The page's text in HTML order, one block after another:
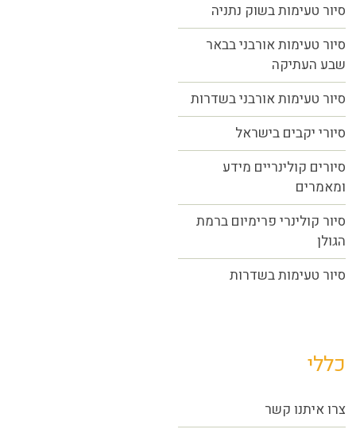
סיור טעימות בשוק נתניה
סיור טעימות אורבני בבאר
שבע העתיקה
סיור טעימות אורבני בשדרות
סיורי יקבים בישראל
סיורים קולינריים מידע
ומאמרים
סיור קולינרי פרימיום ברמת
הגולן
סיור טעימות בשדרות
כללי
צרו איתנו קשר